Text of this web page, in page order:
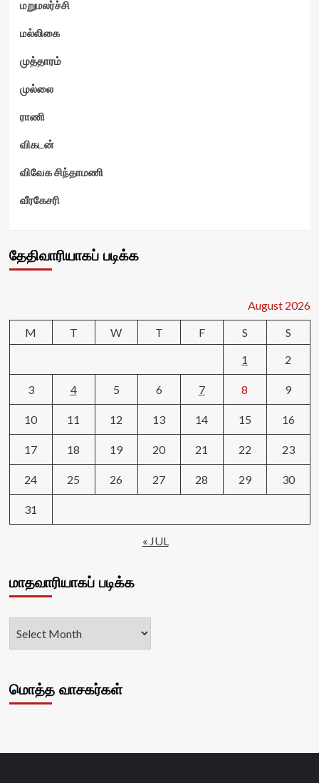
மறுமலர்ச்சி
மல்லிகை
முத்தாரம்
முல்லை
ராணி
விகடன்
விவேக சிந்தாமணி
வீரகேசரி
தேதிவாரியாகப் படிக்க
August 2026
M
T W T F S
S
1
2
3 4 5 6 7 8 9
10 11 12 13 14 15 16
17 18 19 20 21 22 23
24 25 26 27 28 29 30
31
« JUL
மாதவாரியாகப் படிக்க
மொத்த வாசகர்கள்